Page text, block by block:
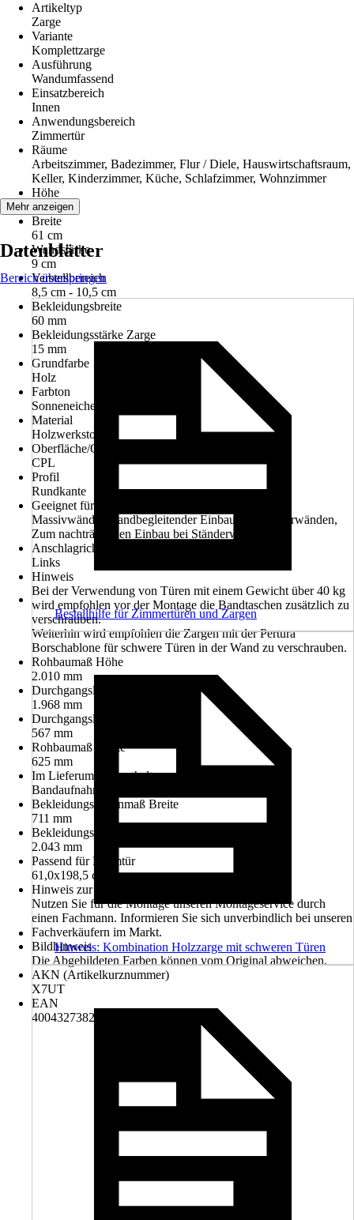
Artikeltyp
Zarge
Variante
Komplettzarge
Ausführung
Wandumfassend
Einsatzbereich
Innen
Anwendungsbereich
Zimmertür
Räume
Arbeitszimmer, Badezimmer, Flur / Diele, Hauswirtschaftsraum,
Keller, Kinderzimmer, Küche, Schlafzimmer, Wohnzimmer
Höhe
198,5 cm
Breite
61 cm
Wandstärke
9 cm
Verstellbereich
8,5 cm - 10,5 cm
Bekleidungsbreite
60 mm
Bekleidungsstärke Zarge
15 mm
Grundfarbe
Holz
Farbton
Sonneneiche
Material
Holzwerkstoff
Oberfläche/Oberflächenbehandlung
CPL
Profil
Rundkante
Geeignet für
Massivwände, Wandbegleitender Einbau bei Ständerwänden,
Zum nachträglichen Einbau bei Ständerwänden
Anschlagrichtung
Links
Hinweis
Bei der Verwendung von Türen mit einem Gewicht über 40 kg
wird empfohlen vor der Montage die Bandtaschen zusätzlich zu
verschrauben.
Weiterhin wird empfohlen die Zargen mit der Pertura
Borschablone für schwere Türen in der Wand zu verschrauben.
Rohbaumaß Höhe
2.010 mm
Durchgangslichte Höhe
1.968 mm
Durchgangslichte Breite
567 mm
Rohbaumaß Breite
625 mm
Im Lieferumfang enthalten
Bandaufnahmen, Längsteil, Querteil
Bekleidungsaußenmaß Breite
711 mm
Bekleidungsaußenmaß Höhe
2.043 mm
Passend für Normtür
61,0x198,5 cm
Hinweis zur Montage
Nutzen Sie für die Montage unseren Montageservice durch
einen Fachmann. Informieren Sie sich unverbindlich bei unseren
Fachverkäufern im Markt.
Bildhinweis
Die Abgebildeten Farben können vom Original abweichen.
AKN (Artikelkurznummer)
X7UT
EAN
4004327382883
Mehr anzeigen
Datenblätter
Bereich überspringen
Bestellhilfe für Zimmertüren und Zargen
Hinweis: Kombination Holzzarge mit schweren Türen